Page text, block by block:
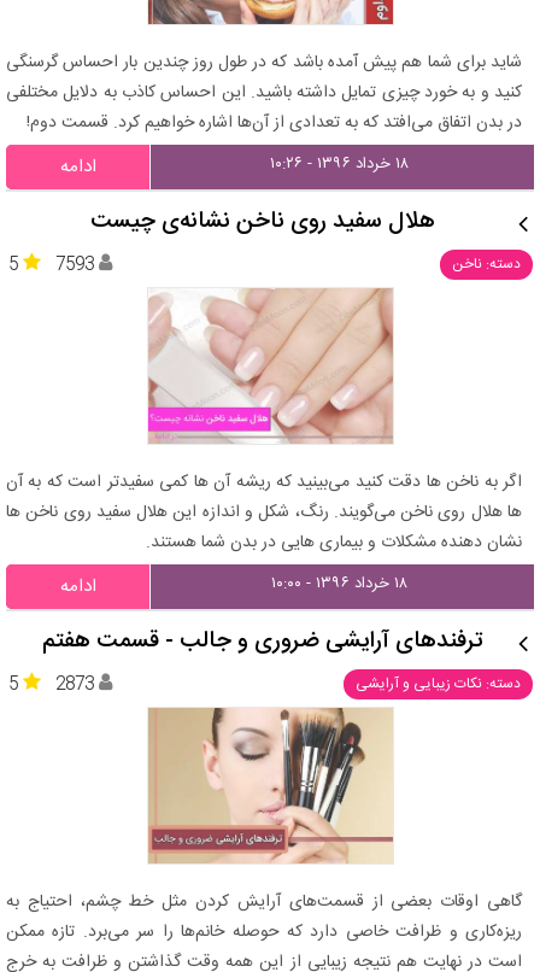
شاید برای شما هم پیش آمده باشد که در طول روز چندین بار احساس گرسنگی
کنید و به خورد چیزی تمایل داشته باشید. این احساس کاذب به دلایل مختلفی
در بدن اتفاق می‌افتد که به تعدادی از آن‌ها اشاره خواهیم کرد. قسمت دوم!
۱۸ خرداد ۱۳۹۶ - ۱۰:۲۶ ادامه
هلال سفید روی ناخن نشانه‌ی چیست
دسته: ناخن 5 7593
اگر به ناخن ها دقت کنید می‌بینید که ریشه آن ها کمی سفیدتر است که به آن
ها هلال روی ناخن می‌گویند. رنگ، شکل و اندازه این هلال سفید روی ناخن ها
نشان دهنده مشکلات و بیماری هایی در بدن شما هستند.
۱۸ خرداد ۱۳۹۶ - ۱۰:۰۰ ادامه
ترفندهای آرایشی ضروری و جالب - قسمت هفتم
دسته: نکات زیبایی و آرایشی 5 2873
گاهی اوقات بعضی از قسمت‌های آرایش کردن مثل خط چشم، احتیاج به
ریزه‌کاری و ظرافت خاصی دارد که حوصله خانم‌ها را سر می‌برد. تازه ممکن
است در نهایت هم نتیجه زیبایی از این همه وقت گذاشتن و ظرافت به خرج